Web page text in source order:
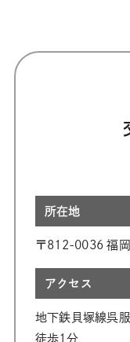
所在地
〒812-0036 福
アクセス
地下鉄貝塚線呉
徒歩1分